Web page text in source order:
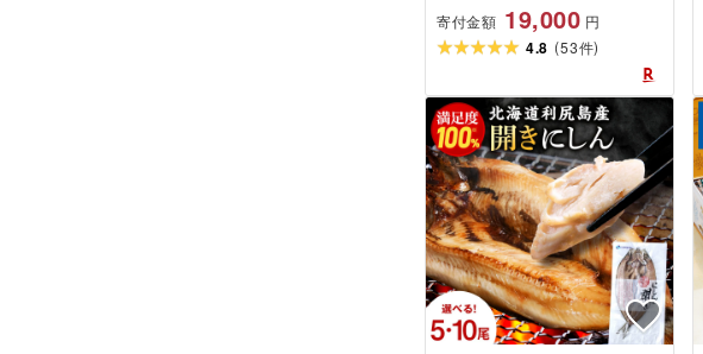
業協同組合]北海道ふるさと
納税 利尻富士町 ふるさと納
税 北海道 海鮮 生うに 北海
道 うに 雲丹 通販 ギフト ウ
ニ 贈答品 贈り物 塩水生う
に
寄付金額 19,000 円
4.8 (53件)